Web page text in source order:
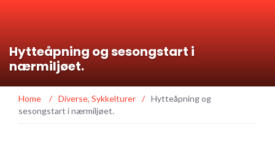
Hytteåpning og sesongstart i
nærmiljøet.
Home / Diverse, Sykkelturer / Hytteåpning og
sesongstart i nærmiljøet.